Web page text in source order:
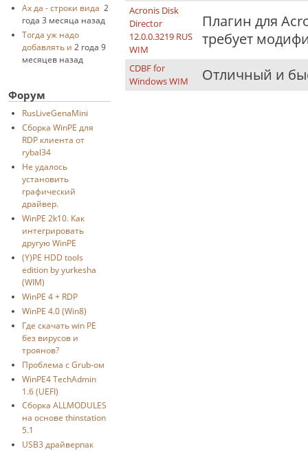
Ах да - строки вида 2
года 3 месяца назад
Тогда уж надо
добавлять и 2 года 9
месяцев назад
Форум
RusLiveGenaMini
Cборка WinPE для
RDP клиента от
rybal34
Не удалось
установить
графический
драйвер.
WinPE 2k10. Как
интегрировать
другую WinPE
(Y)PE HDD tools
edition by yurkesha
(WIM)
WinPE 4 + RDP
WinPE 4.0 (Win8)
Где скачать win PE
без вирусов и
троянов?
Проблема с Grub-ом
WinPE4 TechAdmin
1.6 (UEFI)
Сборка ALLMODULES
на основе thinstation
5.1
USB3 драйверпак
Acronis Disk
Director
12.0.0.3219 RUS
WIM
Плагин для
требует
CDBF for
Windows WIM
Отличный и